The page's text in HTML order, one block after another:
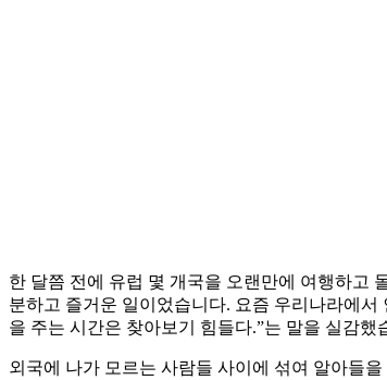
한 달쯤 전에 유럽 몇 개국을 오랜만에 여행하고
분하고 즐거운 일이었습니다. 요즘 우리나라에서
을 주는 시간은 찾아보기 힘들다.”는 말을 실감했
외국에 나가 모르는 사람들 사이에 섞여 알아들